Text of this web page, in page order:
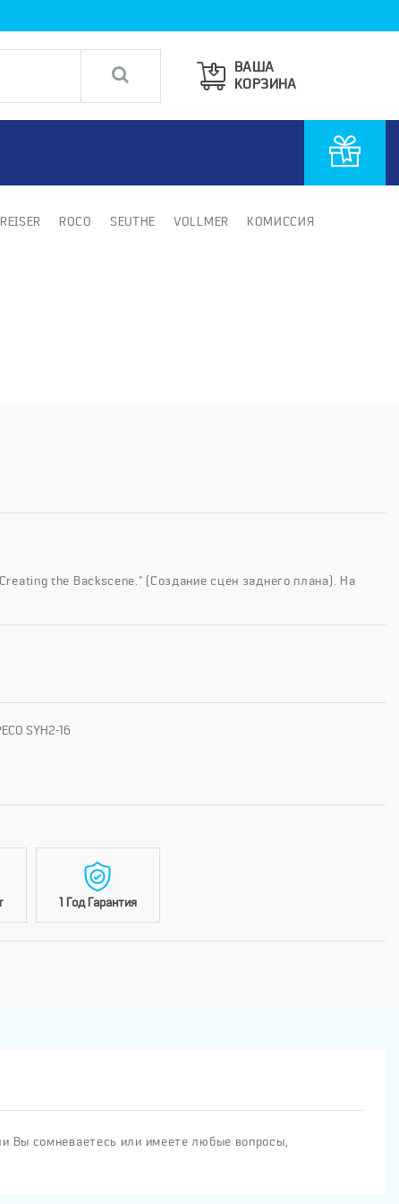
ВАША
КОРЗИНА
ROCO SEUTHE VOLLMER КОМИССИЯ
the Backscene." (Создание сцен заднего плана). На
SYH2-16
1 Год Гарантия
Вы сомневаетесь или имеете любые вопросы,